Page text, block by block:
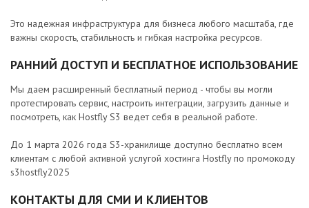
Это надежная инфраструктура для бизнеса любого масштаба, где
важны скорость, стабильность и гибкая настройка ресурсов.
РАННИЙ ДОСТУП И БЕСПЛАТНОЕ ИСПОЛЬЗОВАНИЕ
Мы даем расширенный бесплатный период - чтобы вы могли
протестировать сервис, настроить интеграции, загрузить данные и
посмотреть, как Hostfly S3 ведет себя в реальной работе.
До 1 марта 2026 года S3-хранилище доступно бесплатно всем
клиентам с любой активной услугой хостинга Hostfly по промокоду
s3hostfly2025
КОНТАКТЫ ДЛЯ СМИ И КЛИЕНТОВ